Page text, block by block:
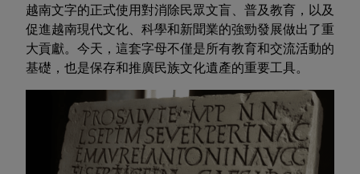
越南文字的正式使用對消除民眾文盲、普及教育，以及
促進越南現代文化、科學和新聞業的強勁發展做出了重
大貢獻。今天，這套字母不僅是所有教育和交流活動的
基礎，也是保存和推廣民族文化遺產的重要工具。